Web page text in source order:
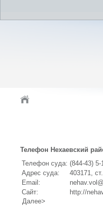
Телефон Нехаевский
Телефон суда: (844-43) 5-
Адрес суда:
403171,
Email:
Сайт:
http://
Далее>